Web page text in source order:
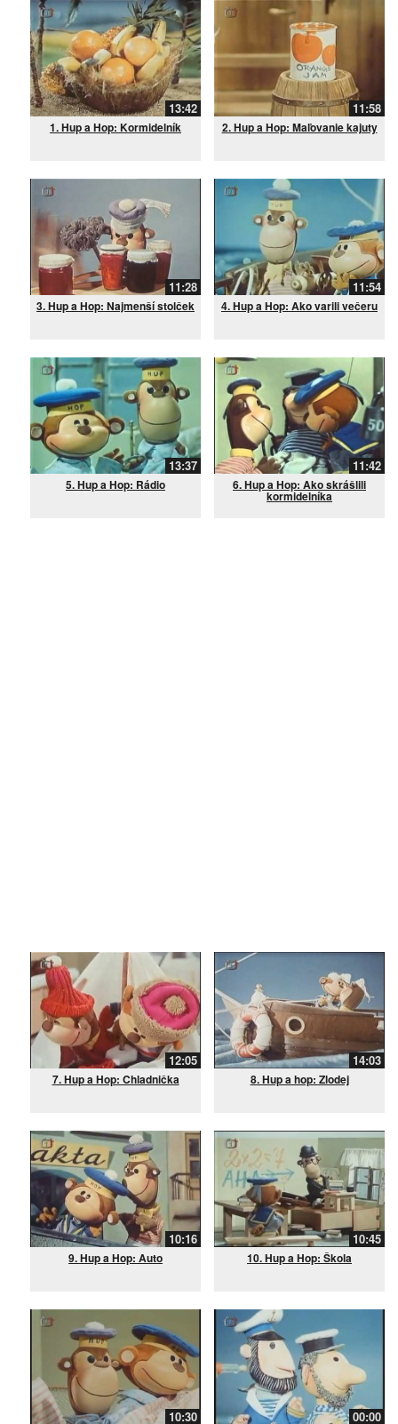
13:42
1. Hup a Hop: Kormidelník
11:58
2. Hup a Hop: Maľovanie kajuty
11:28
3. Hup a Hop: Najmenší stolček
11:54
4. Hup a Hop: Ako varili večeru
13:37
5. Hup a Hop: Rádio
11:42
6. Hup a Hop: Ako skrášlili
kormidelníka
12:05
7. Hup a Hop: Chladnička
14:03
8. Hup a hop: Zlodej
10:16
9. Hup a Hop: Auto
10:45
10. Hup a Hop: Škola
10:30 00:00